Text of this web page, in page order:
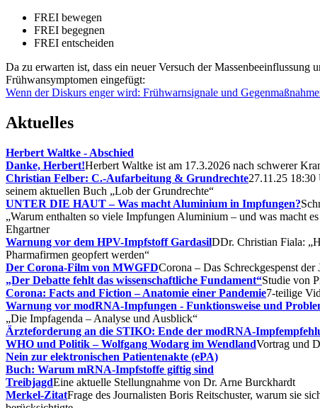
FREI bewegen
FREI begegnen
FREI entscheiden
Da zu erwarten ist, dass ein neuer Versuch der
Frühwansymptomen eingefügt:
Wenn der Diskurs enger wird: Frühwarnsignale und
Aktuelles
Herbert Waltke - Abschied
Danke, Herbert!Herbert Waltke ist am 17.3.2026 nach schwerer
Christian Felber: C.-Aufarbeitung & Grundrechte27.11.25
seinem aktuellen Buch „Lob der Grundrechte“
UNTER DIE HAUT – Was macht Aluminium in Impfungen?
„Warum enthalten so viele Impfungen Aluminium – und was macht
Ehgartner
Warnung vor dem HPV-Impfstoff GardasilDDr. Christian Fiala:
Pharmafirmen geopfert werden“
Der Corona-Film von MWGFDCorona – Das Schreckgespenst
„Der Debatte fehlt das wissenschaftliche Fundament“Studie von
Corona: Facts and Fiction – Anatomie einer Pandemie7-teilige
Warnung vor modRNA-Impfungen - Funktionsweise und
„Die Impfagenda – Analyse und Ausblick“
Ärzteforderung an die STIKO: Ende der modRNA-
WHO und Politik – Wolfgang Wodarg im WendlandVortrag und
Nein zur elektronischen Patientenakte (ePA)
Buch: Warum mRNA-Impfstoffe giftig sind
TreibjagdEine aktuelle Stellungnahme von Dr. Arne Burckhardt
Merkel-ZitatFrage des Journalisten Boris Reitschuster, warum sie